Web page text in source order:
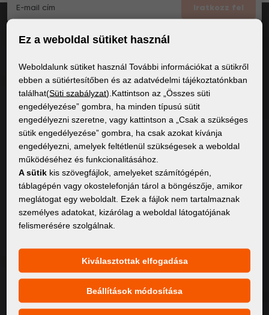
Iratkozz fel
Elfogadoma GDPR általános feltételei
ÁLTALÁNOS INFORMÁCIÓK
Adatvédelmi irányelvek
Sütiszabályzat
TARTALOM
Rólunk
Termékek
Márkáink
Kapcsolat
Ez a weboldal sütiket használ
Weboldalunk sütiket használ További információkat a sütikről
ebben a sütiértesítőben és az adatvédelmi tájékoztatónkban
találhat(Süti szabályzat).Kattintson az „Összes süti
engedélyezése” gombra, ha minden típusú sütit
engedélyezni szeretne, vagy kattintson a „Csak a szükséges
sütik engedélyezése” gombra, ha csak azokat kívánja
engedélyezni, amelyek feltétlenül szükségesek a weboldal
működéséhez és funkcionalitásához.
A sütik kis szövegfájlok, amelyeket számítógépén,
táblagépén vagy okostelefonján tárol a böngészője, amikor
meglátogat egy weboldalt. Ezek a fájlok nem tartalmaznak
személyes adatokat, kizárólag a weboldal látogatójának
felismerésére szolgálnak.
Kiválasztottak elfogadása
Beállítások módosítása